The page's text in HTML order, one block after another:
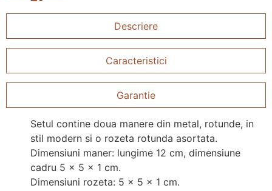
Descriere
Caracteristici
Garantie
Setul contine doua manere din metal, rotunde, in
stil modern si o rozeta rotunda asortata.
Dimensiuni maner: lungime 12 cm, dimensiune
cadru 5 x 5 x 1 cm.
Dimensiuni rozeta: 5 x 5 x 1 cm.